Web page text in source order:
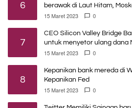
6
berawak di Laut Hitam,
15 Maret 2023 0
7
CEO Silicon Valley Bridge
untuk menyetor ulang dana
15 Maret 2023 0
8
Kepanikan bank mereda di
Kepanikan Fed
15 Maret 2023 0